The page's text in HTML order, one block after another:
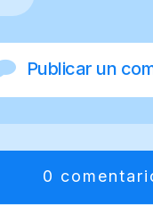
Publicar un
0